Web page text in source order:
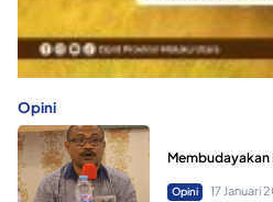
Opini
Membudayakan
Opini 17 Januari